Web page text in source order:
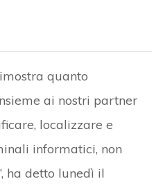
quanto
ai nostri partner
localizzare e
informatici, non
ha detto lunedì il